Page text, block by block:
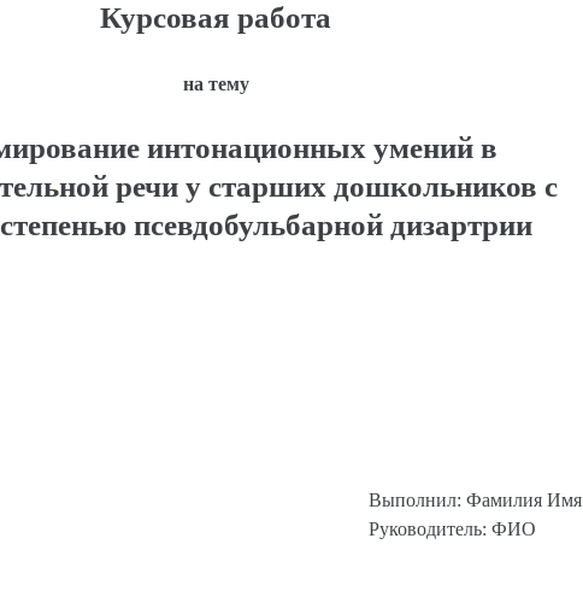
Курсовая работа
на тему
интонационных умений в
речи у старших дошкольников с
псевдобульбарной дизартрии
Выполнил: Фамилия Имя
Руководитель: ФИО